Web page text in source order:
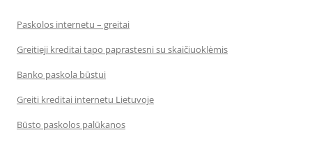
Paskolos internetu – greitai
Greitieji kreditai tapo paprastesni su skaičiuoklėmis
Banko paskola būstui
Greiti kreditai internetu Lietuvoje
Būsto paskolos palūkanos